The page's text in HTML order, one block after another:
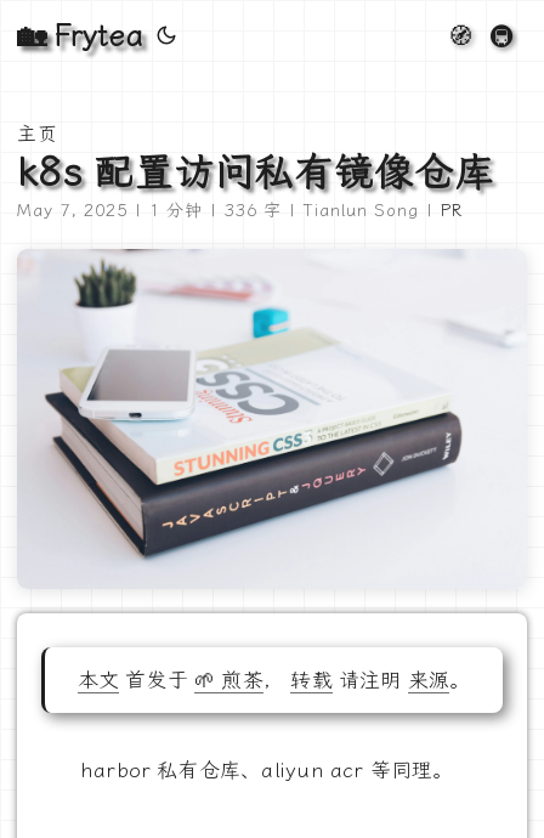
🏡 Frytea 🧭 🚇
主页
k8s 配置访问私有镜像仓库
May 7, 2025 | 1 分钟 | 336 字 | Tianlun Song | PR
本文 首发于 🌱 煎茶，转载请注明 来源。
harbor 私有仓库、aliyun acr 等同理。